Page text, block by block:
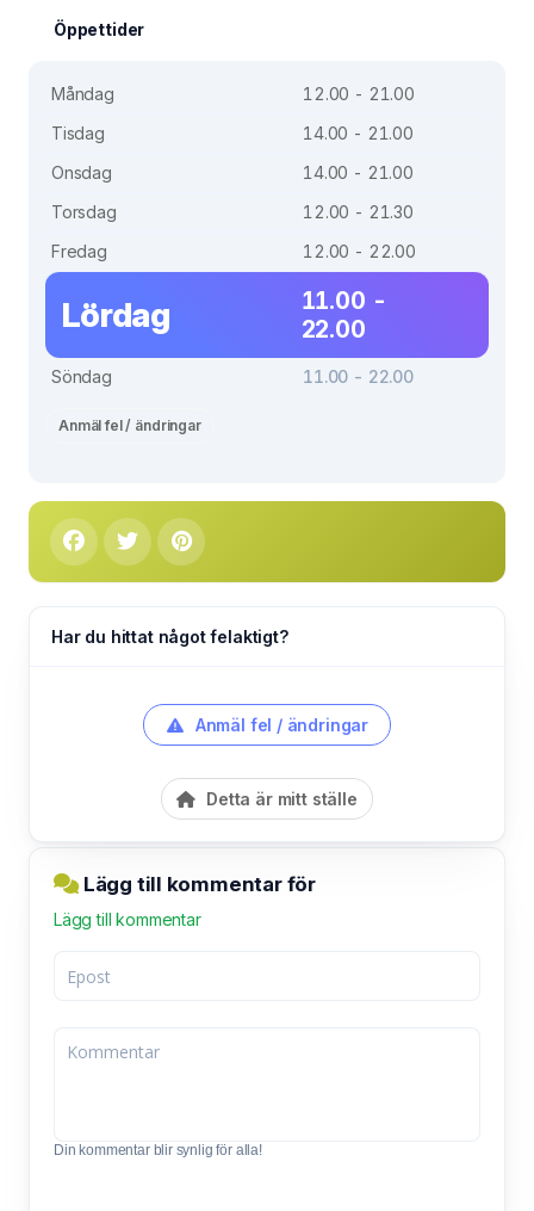
Öppettider
Måndag
12.00 - 21.00
Tisdag
14.00 - 21.00
Onsdag
14.00 - 21.00
Torsdag
12.00 - 21.30
Fredag
12.00 - 22.00
Lördag
11.00 -
22.00
Söndag 11.00 - 22.00
Anmäl fel / ändringar
Har du hittat något felaktigt?
Anmäl fel / ändringar
Detta är mitt ställe
Lägg till kommentar för
Lägg till kommentar
Din kommentar blir synlig för alla!